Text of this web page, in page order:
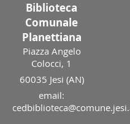
Biblioteca
Comunale
Planettiana
Piazza Angelo
Colocci, 1
60035 Jesi (AN)
email: